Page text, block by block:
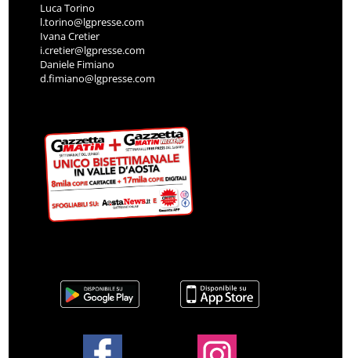
Luca Torino
l.torino@lgpresse.com
Ivana Cretier
i.cretier@lgpresse.com
Daniele Fimiano
d.fimiano@lgpresse.com